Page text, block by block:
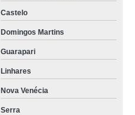
Castelo
Domingos Martins
Guarapari
Linhares
Nova Venécia
Serra